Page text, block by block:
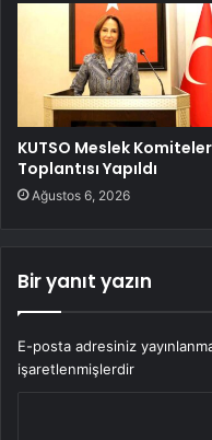
KUTSO Meslek
Toplantısı Yapıldı
Ağustos 6, 2026
Bir yanıt yazın
E-posta adresiniz
işaretlenmişlerdir